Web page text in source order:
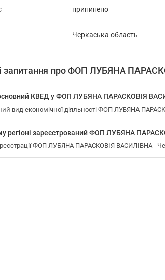
припинено
Черкаська область
запитання про ФОП ЛУБЯНА
КВЕД у ФОП ЛУБЯНА ПАРАСКОВІЯ
вид економічної діяльності ФОП ЛУБЯНА
регіоні зареєстрований ФОП ЛУБЯНА
реєстрації ФОП ЛУБЯНА ПАРАСКОВІЯ ВАСИЛІВНА -